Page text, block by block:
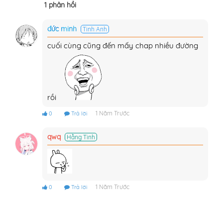
1 phản hồi
đức minh Tinh Anh
cuối cùng cũng đến mấy chap nhiều đường
rồi
0 Trả lời 1 Năm Trước
qwq Hằng Tinh
0 Trả lời 1 Năm Trước